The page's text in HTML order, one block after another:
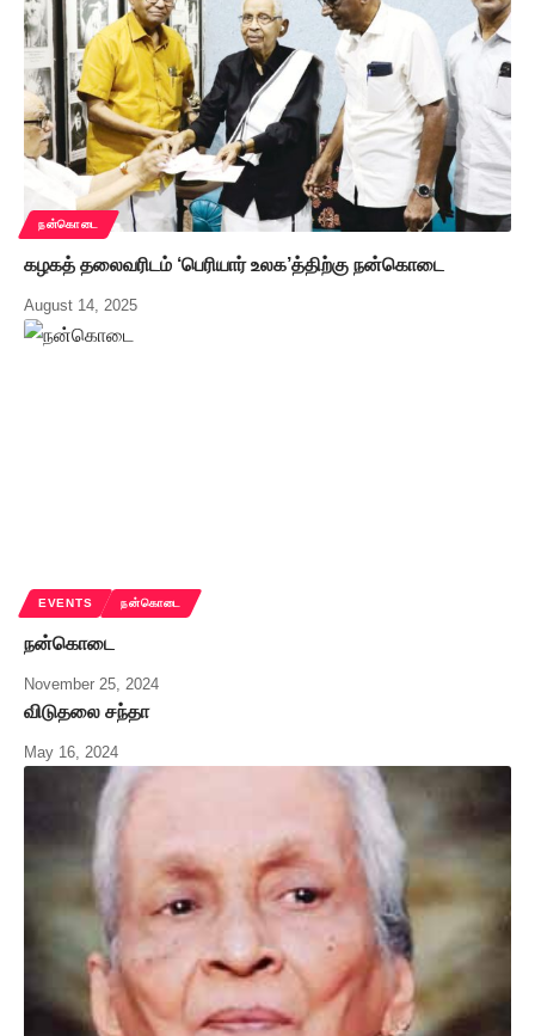
நன்கொடை
கழகத் தலைவரிடம் ‘பெரியார் உலக’த்திற்கு நன்கொடை
August 14, 2025
EVENTS நன்கொடை
நன்கொடை
November 25, 2024
விடுதலை சந்தா
May 16, 2024